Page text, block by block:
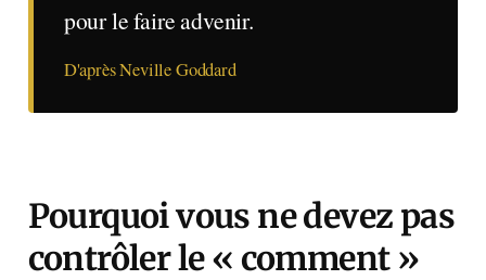
pour le faire advenir.
D'après Neville Goddard
Pourquoi vous ne devez pas
contrôler le « comment »